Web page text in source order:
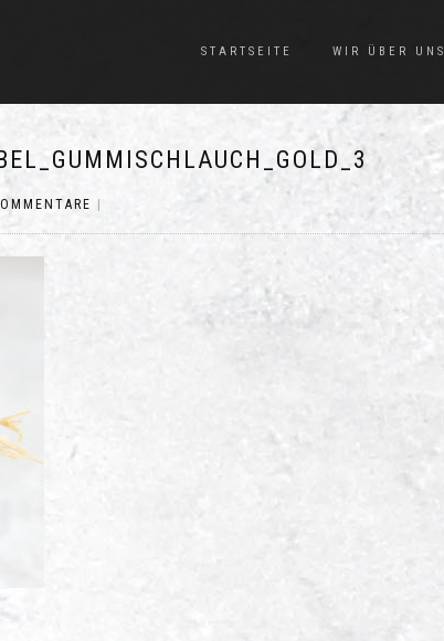
STARTSEITE WIR ÜBER UNS